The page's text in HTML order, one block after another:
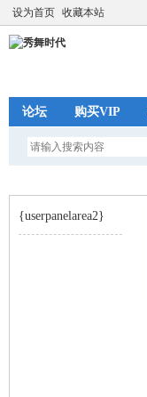
设为首页 收藏本站
论坛 购买VIP
{userpanelarea2}